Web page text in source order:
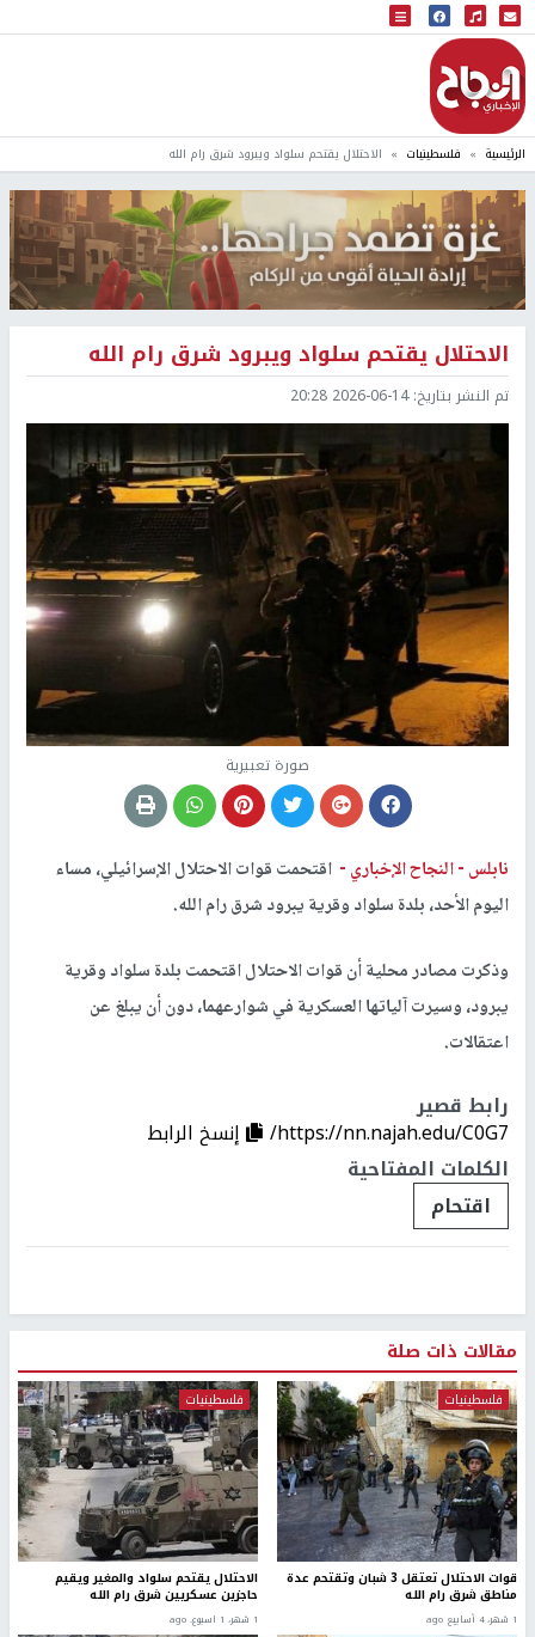
البث المباشر
إذاعة النجاح
الرئيسية فلسطينيات الاحتلال يقتحم سلواد ويبرود شرق رام الله
الاحتلال يقتحم سلواد ويبرود شرق رام الله
تم النشر بتاريخ:2026-06-14 20:28
صورة تعبيرية
نابلس -النجاح الإخباري - اقتحمت قوات الاحتلال الإسرائيلي، مساء
اليوم الأحد، بلدة سلواد وقرية يبرود شرق رام الله.
وذكرت مصادر محلية أن قوات الاحتلال اقتحمت بلدة سلواد وقرية
يبرود، وسيرت آلياتها العسكرية في شوارعهما، دون أن يبلغ عن
اعتقالات.
رابط قصير
https://nn.najah.edu/C0G7/
إنسخ الرابط
الكلمات المفتاحية
اقتحام
مقالات ذات صلة
فلسطينيات
قوات الاحتلال تعتقل 3 شبان وتقتحم عدة
مناطق شرق رام الله
1 شهر، 4 أسابيع ago
فلسطينيات
الاحتلال يقتحم سلواد والمغير ويقيم
حاجزين عسكريين شرق رام الله
1 شهر، 1 اسبوع. ago